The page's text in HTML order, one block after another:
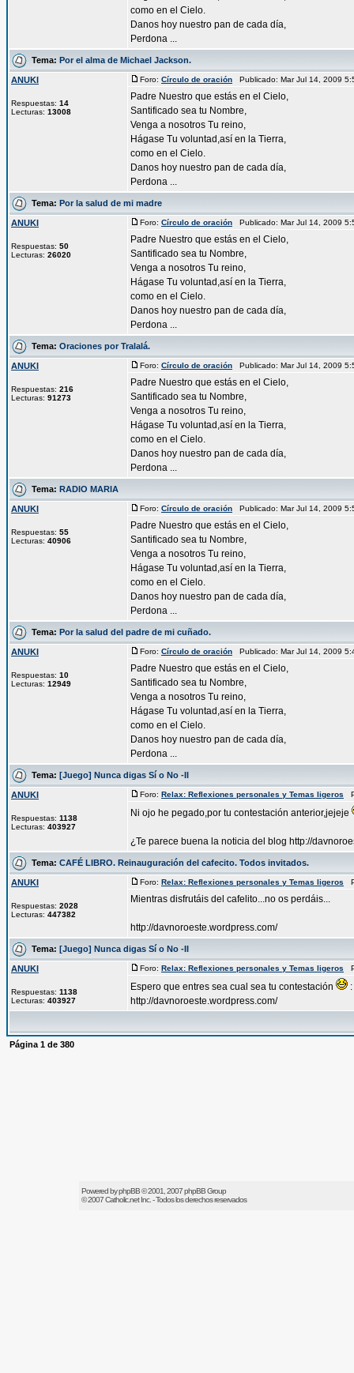
como en el Cielo.
Danos hoy nuestro pan de cada día,
Perdona ...
Tema: Por el alma de Michael Jackson.
ANUKI
Respuestas: 14
Lecturas: 13008
Foro: Círculo de oración Publicado: Mar Jul 14, 2009
Padre Nuestro que estás en el Cielo,
Santificado sea tu Nombre,
Venga a nosotros Tu reino,
Hágase Tu voluntad,así en la Tierra,
como en el Cielo.
Danos hoy nuestro pan de cada día,
Perdona ...
Tema: Por la salud de mi madre
ANUKI
Respuestas: 50
Lecturas: 26020
Foro: Círculo de oración Publicado: Mar Jul 14, 2009
Padre Nuestro que estás en el Cielo,
Santificado sea tu Nombre,
Venga a nosotros Tu reino,
Hágase Tu voluntad,así en la Tierra,
como en el Cielo.
Danos hoy nuestro pan de cada día,
Perdona ...
Tema: Oraciones por Tralalá.
ANUKI
Respuestas: 216
Lecturas: 91273
Foro: Círculo de oración Publicado: Mar Jul 14, 2009
Padre Nuestro que estás en el Cielo,
Santificado sea tu Nombre,
Venga a nosotros Tu reino,
Hágase Tu voluntad,así en la Tierra,
como en el Cielo.
Danos hoy nuestro pan de cada día,
Perdona ...
Tema: RADIO MARIA
ANUKI
Respuestas: 55
Lecturas: 40906
Foro: Círculo de oración Publicado: Mar Jul 14, 2009
Padre Nuestro que estás en el Cielo,
Santificado sea tu Nombre,
Venga a nosotros Tu reino,
Hágase Tu voluntad,así en la Tierra,
como en el Cielo.
Danos hoy nuestro pan de cada día,
Perdona ...
Tema: Por la salud del padre de mi cuñado.
ANUKI
Respuestas: 10
Lecturas: 12949
Foro: Círculo de oración Publicado: Mar Jul 14, 2009
Padre Nuestro que estás en el Cielo,
Santificado sea tu Nombre,
Venga a nosotros Tu reino,
Hágase Tu voluntad,así en la Tierra,
como en el Cielo.
Danos hoy nuestro pan de cada día,
Perdona ...
Tema: [Juego] Nunca digas Sí o No -II
ANUKI
Respuestas: 1138
Lecturas: 403927
Foro: Relax: Reflexiones personales y Temas ligeros
Ni ojo he pegado,por tu contestación anterior,jejeje
¿Te parece buena la noticia del blog http://
Tema: CAFÉ LIBRO. Reinauguración del cafecito. Todos invitados.
ANUKI
Respuestas: 2028
Lecturas: 447382
Foro: Relax: Reflexiones personales y Temas ligeros
Mientras disfrutáis del cafelito...no os perdáis...
http://davnoroeste.wordpress.com/
Tema: [Juego] Nunca digas Sí o No -II
ANUKI
Respuestas: 1138
Lecturas: 403927
Foro: Relax: Reflexiones personales y Temas ligeros
Espero que entres sea cual sea tu contestación
:
http://davnoroeste.wordpress.com/
Página 1 de 380
Powered byphpBB© 2001, 2007 phpBB Group
© 2007Catholic.netInc. - Todos los derechos reservados